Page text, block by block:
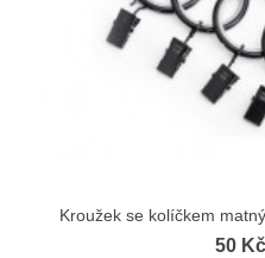
Kroužek se kolíčkem
50 Kč